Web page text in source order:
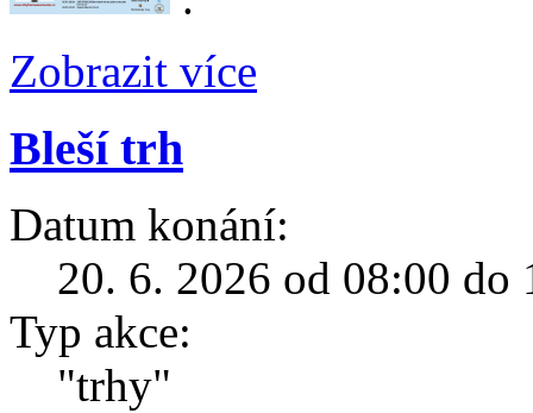
Zobrazit více
Bleší trh
Datum konání:
20. 6. 2026 od 08:00 do
Typ akce:
"trhy"